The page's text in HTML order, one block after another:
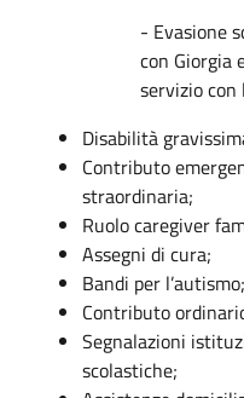
- Evasione
con Giorgia
servizio con
Disabilità
Contributo
straordinaria;
Ruolo caregiver
Assegni di cura;
Bandi per l’autismo;
Contributo
Segnalazioni
scolastiche;